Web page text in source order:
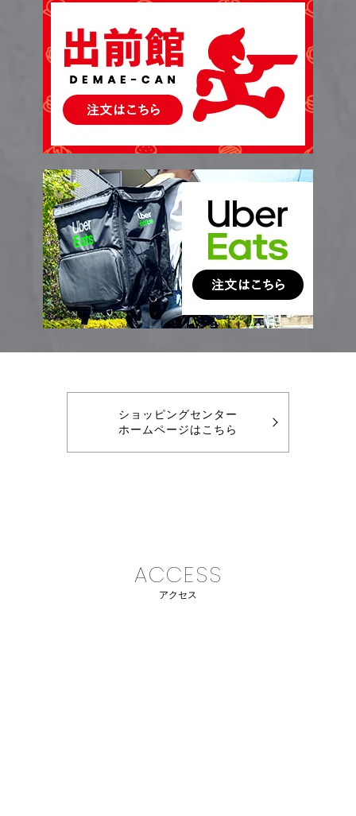
ショッピングセンター
ホームページはこちら
ACCESS
アクセス